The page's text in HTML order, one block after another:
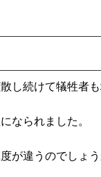
し続けて犠牲者
なられました。
が違うのでしょ